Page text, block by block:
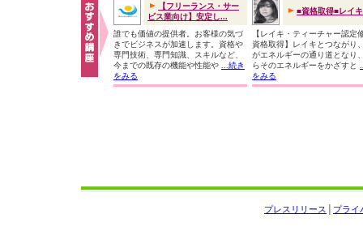
【フリーランス・サー
ビス業向け】安定し...
誰でも価値の提供者。お客様の気づ
きでビジネスが加速します。資格や
専門技術、専門知識、スキルなど、
今までの既存の機能や性能や
...続き
をみる
■資格取得■レイ
【レイキ・ティーチャー認定
資格取得】レイキとつながり
がエネルギーの通り道となり
らそのエネルギーをかざすと
をみる
プライ
プレスリリース